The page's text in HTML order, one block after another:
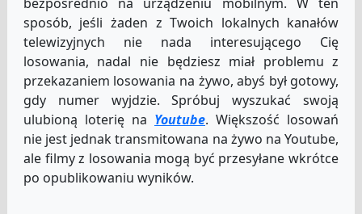
sposób, jeśli żaden z Twoich lokalnych kanałów
telewizyjnych nie nada interesującego Cię
losowania, nadal nie będziesz miał problemu z
przekazaniem losowania na żywo, abyś był gotowy,
gdy numer wyjdzie. Spróbuj wyszukać swoją
ulubioną loterię na Youtube. Większość losowań
nie jest jednak transmitowana na żywo na Youtube,
ale filmy z losowania mogą być przesyłane wkrótce
po opublikowaniu wyników.